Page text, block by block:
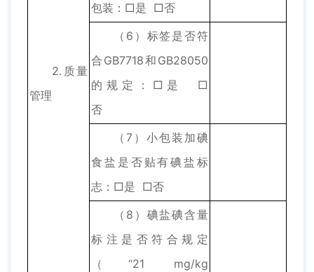
2.质量
管理
包装：□是 □否
（6）标签是否符
合GB7718和GB28050
的规定：□是 □
否
（7）小包装加碘
食盐是否贴有碘盐标
志：□是 □否
（8）碘盐碘含量
标注是否符合规定
（“21 mg/kg